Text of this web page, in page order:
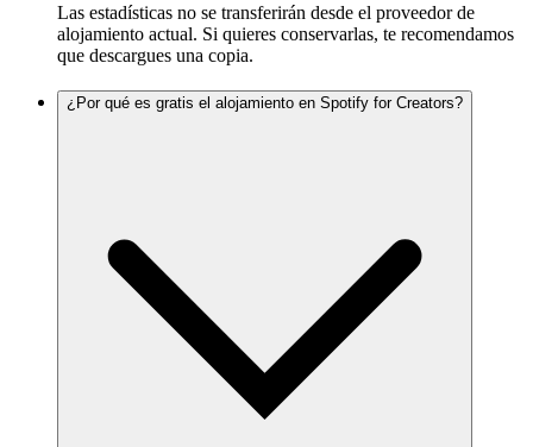
Las estadísticas no se transferirán desde el proveedor de
alojamiento actual. Si quieres conservarlas, te recomendamos
que descargues una copia.
¿Por qué es gratis el alojamiento en Spotify for Creators?